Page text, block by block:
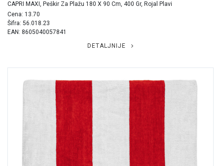
CAPRI MAXI, Peškir Za Plažu 180 X 90 Cm, 400 Gr, Rojal Plavi
Cena: 13.70
Šifra: 56.018.23
EAN: 8605040057841
DETALJNIJE